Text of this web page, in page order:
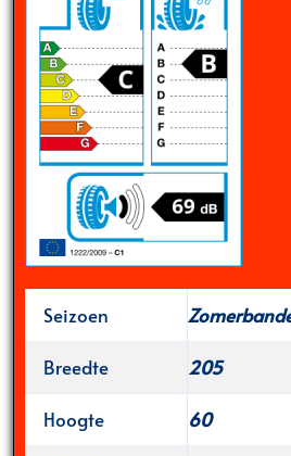
Seizoen
Breedte
205
Hoogte
60